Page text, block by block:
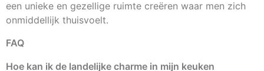
een unieke en gezellige ruimte creëren waar men zich
onmiddellijk thuisvoelt.
FAQ
Hoe kan ik de landelijke charme in mijn keuken